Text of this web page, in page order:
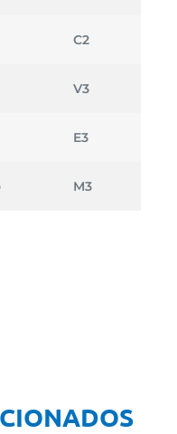
C2
V3
E3
M3